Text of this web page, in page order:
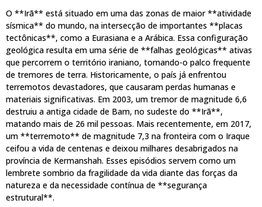
O **Irã** está situado em uma das zonas de maior **atividade
sísmica** do mundo, na intersecção de importantes **placas
tectônicas**, como a Eurasiana e a Arábica. Essa configuração
geológica resulta em uma série de **falhas geológicas** ativas
que percorrem o território iraniano, tornando-o palco frequente
de tremores de terra. Historicamente, o país já enfrentou
terremotos devastadores, que causaram perdas humanas e
materiais significativas. Em 2003, um tremor de magnitude 6,6
destruiu a antiga cidade de Bam, no sudeste do **Irã**,
matando mais de 26 mil pessoas. Mais recentemente, em 2017,
um **terremoto** de magnitude 7,3 na fronteira com o Iraque
ceifou a vida de centenas e deixou milhares desabrigados na
província de Kermanshah. Esses episódios servem como um
lembrete sombrio da fragilidade da vida diante das forças da
natureza e da necessidade contínua de **segurança
estrutural**.